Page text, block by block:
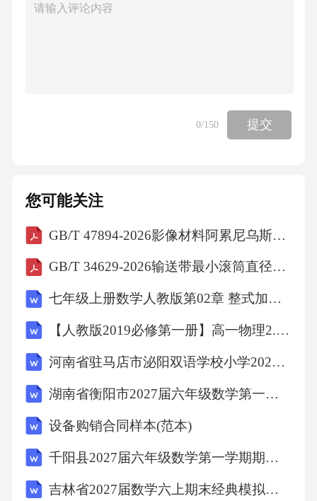
内外其他文献中未见述及”。【附件2.2：科技查
品质评价体系”（2012BAD38B01-5）；（2）国
家农业科技成果转化“南方设施葡萄贮运保鲜技
示范推广”（2014GA125002）；（4）浙江省公
益研究项目“循环电解浓缩电位水在果蔬采后保
鲜中的应用研究”（2014C32033）；【附件2.4-
产品驯化预冷库：2015年通过农业部质检中心
整体检测，库温波动±0.2℃，不均匀性0.8℃，
制冷设备工作时间系数0.058，空库降温时间0.3
8h（36.5℃降至4.1℃）、0.53h（36.5℃降至0.
件2.9：检测报告1】（2）移动式智能冷库：201
7年通过农业部质检中心整体检测，空库降温时
间1.95h（29.4℃降至-3.0℃），库温不均匀性0.
0/150 提交
您可能关注
GB/T 47894-2026影像材料阿累尼乌斯型预测的试验方法
GB/T 34629-2026输送带最小滚筒直径的确定
七年级上册数学人教版第02章 整式加减测试卷（原卷版）
【人教版2019必修第一册】高一物理2.时间 位移（教学设计）教案
河南省驻马店市泌阳双语学校小学2027届数学三上期末综合测试试题含解析
湖南省衡阳市2027届六年级数学第一学期期末综合测试模拟试题含解析
设备购销合同样本(范本)
千阳县2027届六年级数学第一学期期末监测模拟试题含解析
吉林省2027届数学六上期末经典模拟试题含解析